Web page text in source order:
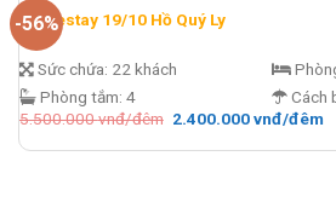
-56%
Homestay 19/10 Hồ Quý Ly
Sức chứa: 22 khách
Phòng tắm: 4
Cách
5.500.000vnđ/đêm Giá
là:
2.400.000vnđ/đêmGiá